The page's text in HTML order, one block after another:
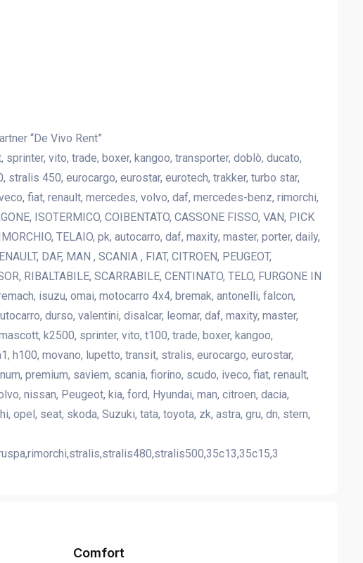
“De Vivo Rent”
vito, trade, boxer, kangoo, transporter, doblò, ducato,
450, eurocargo, eurostar, eurotech, trakker, turbo star,
fiat, renault, mercedes, volvo, daf, mercedes-benz, rimorchi,
ISOTERMICO, COIBENTATO, CASSONE FISSO, VAN, PICK
TELAIO, pk, autocarro, daf, maxity, master, porter, daily,
DAF, MAN , SCANIA , FIAT, CITROEN, PEUGEOT,
RIBALTABILE, SCARRABILE, CENTINATO, TELO, FURGONE IN
isuzu, omai, motocarro 4x4, bremak, antonelli, falcon,
durso, valentini, disalcar, leomar, daf, maxity, master,
k2500, sprinter, vito, t100, trade, boxer, kangoo,
h100, movano, lupetto, transit, stralis, eurocargo, eurostar,
premium, saviem, scania, fiorino, scudo, iveco, fiat, renault,
nissan, Peugeot, kia, ford, Hyundai, man, citroen, dacia,
opel, seat, skoda, Suzuki, tata, toyota, zk, astra, gru, dn, stern,
Comfort